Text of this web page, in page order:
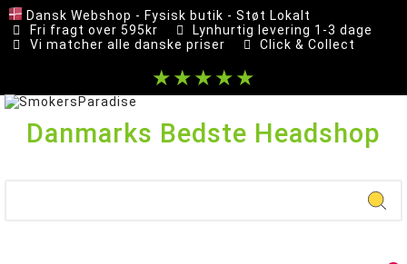
Dansk Webshop - Fysisk butik - Støt Lokalt
Fri fragt over 595kr
Lynhurtig levering 1-3 dage
Vi matcher alle danske priser
Click & Collect
★★★★★
Danmarks Bedste Headshop